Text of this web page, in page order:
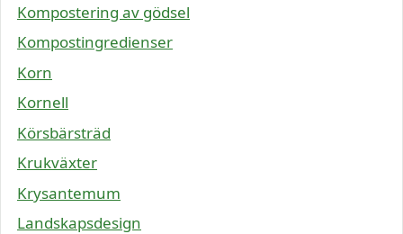
Kompostering av gödsel
Kompostingredienser
Korn
Kornell
Körsbärsträd
Krukväxter
Krysantemum
Landskapsdesign